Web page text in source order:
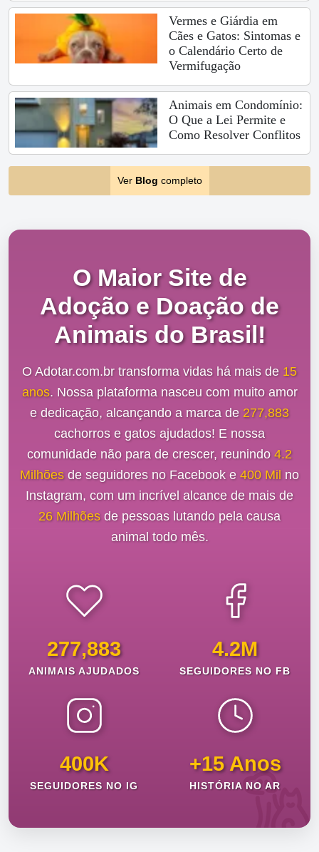
Vermes e Giárdia em
Cães e Gatos: Sintomas e
o Calendário Certo de
Vermifugação
Animais em Condomínio:
O Que a Lei Permite e
Como Resolver Conflitos
Ver Blog completo
O Maior Site de
Adoção e Doação de
Animais do Brasil!
O Adotar.com.br transforma vidas há mais de 15
anos. Nossa plataforma nasceu com muito amor
e dedicação, alcançando a marca de 277,883
cachorros e gatos ajudados! E nossa
comunidade não para de crescer, reunindo 4.2
Milhõesde seguidores no Facebook e 400 Mil no
Instagram, com um incrível alcance de mais de
26 Milhõesde pessoas lutando pela causa
animal todo mês.
277,883
ANIMAIS AJUDADOS
4.2M
SEGUIDORES NO FB
400K
SEGUIDORES NO IG
+15 Anos
HISTÓRIA NO AR